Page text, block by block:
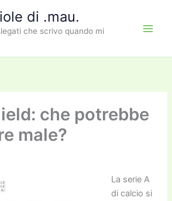
di .mau.
che scrivo quando mi
che potrebbe
male?
La serie A
di calcio si